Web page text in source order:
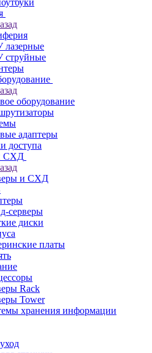
оборудование
адаптеры
доступа
СХД
и СХД
серверы
диски
платы
Rack
Tower
хранения информации